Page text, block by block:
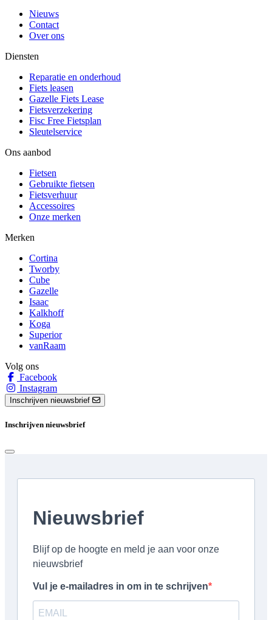
Nieuws
Contact
Over ons
Diensten
Reparatie en onderhoud
Fiets leasen
Gazelle Fiets Lease
Fietsverzekering
Fisc Free Fietsplan
Sleutelservice
Ons aanbod
Fietsen
Gebruikte fietsen
Fietsverhuur
Accessoires
Onze merken
Merken
Cortina
Tworby
Cube
Gazelle
Isaac
Kalkhoff
Koga
Superior
vanRaam
Volg ons
Facebook
Instagram
Inschrijven nieuwsbrief
Inschrijven nieuwsbrief